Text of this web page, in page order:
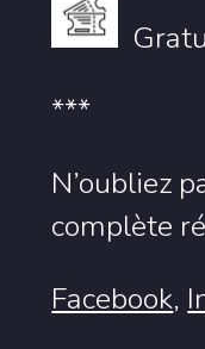
***
N’oubliez
complète
Facebook,